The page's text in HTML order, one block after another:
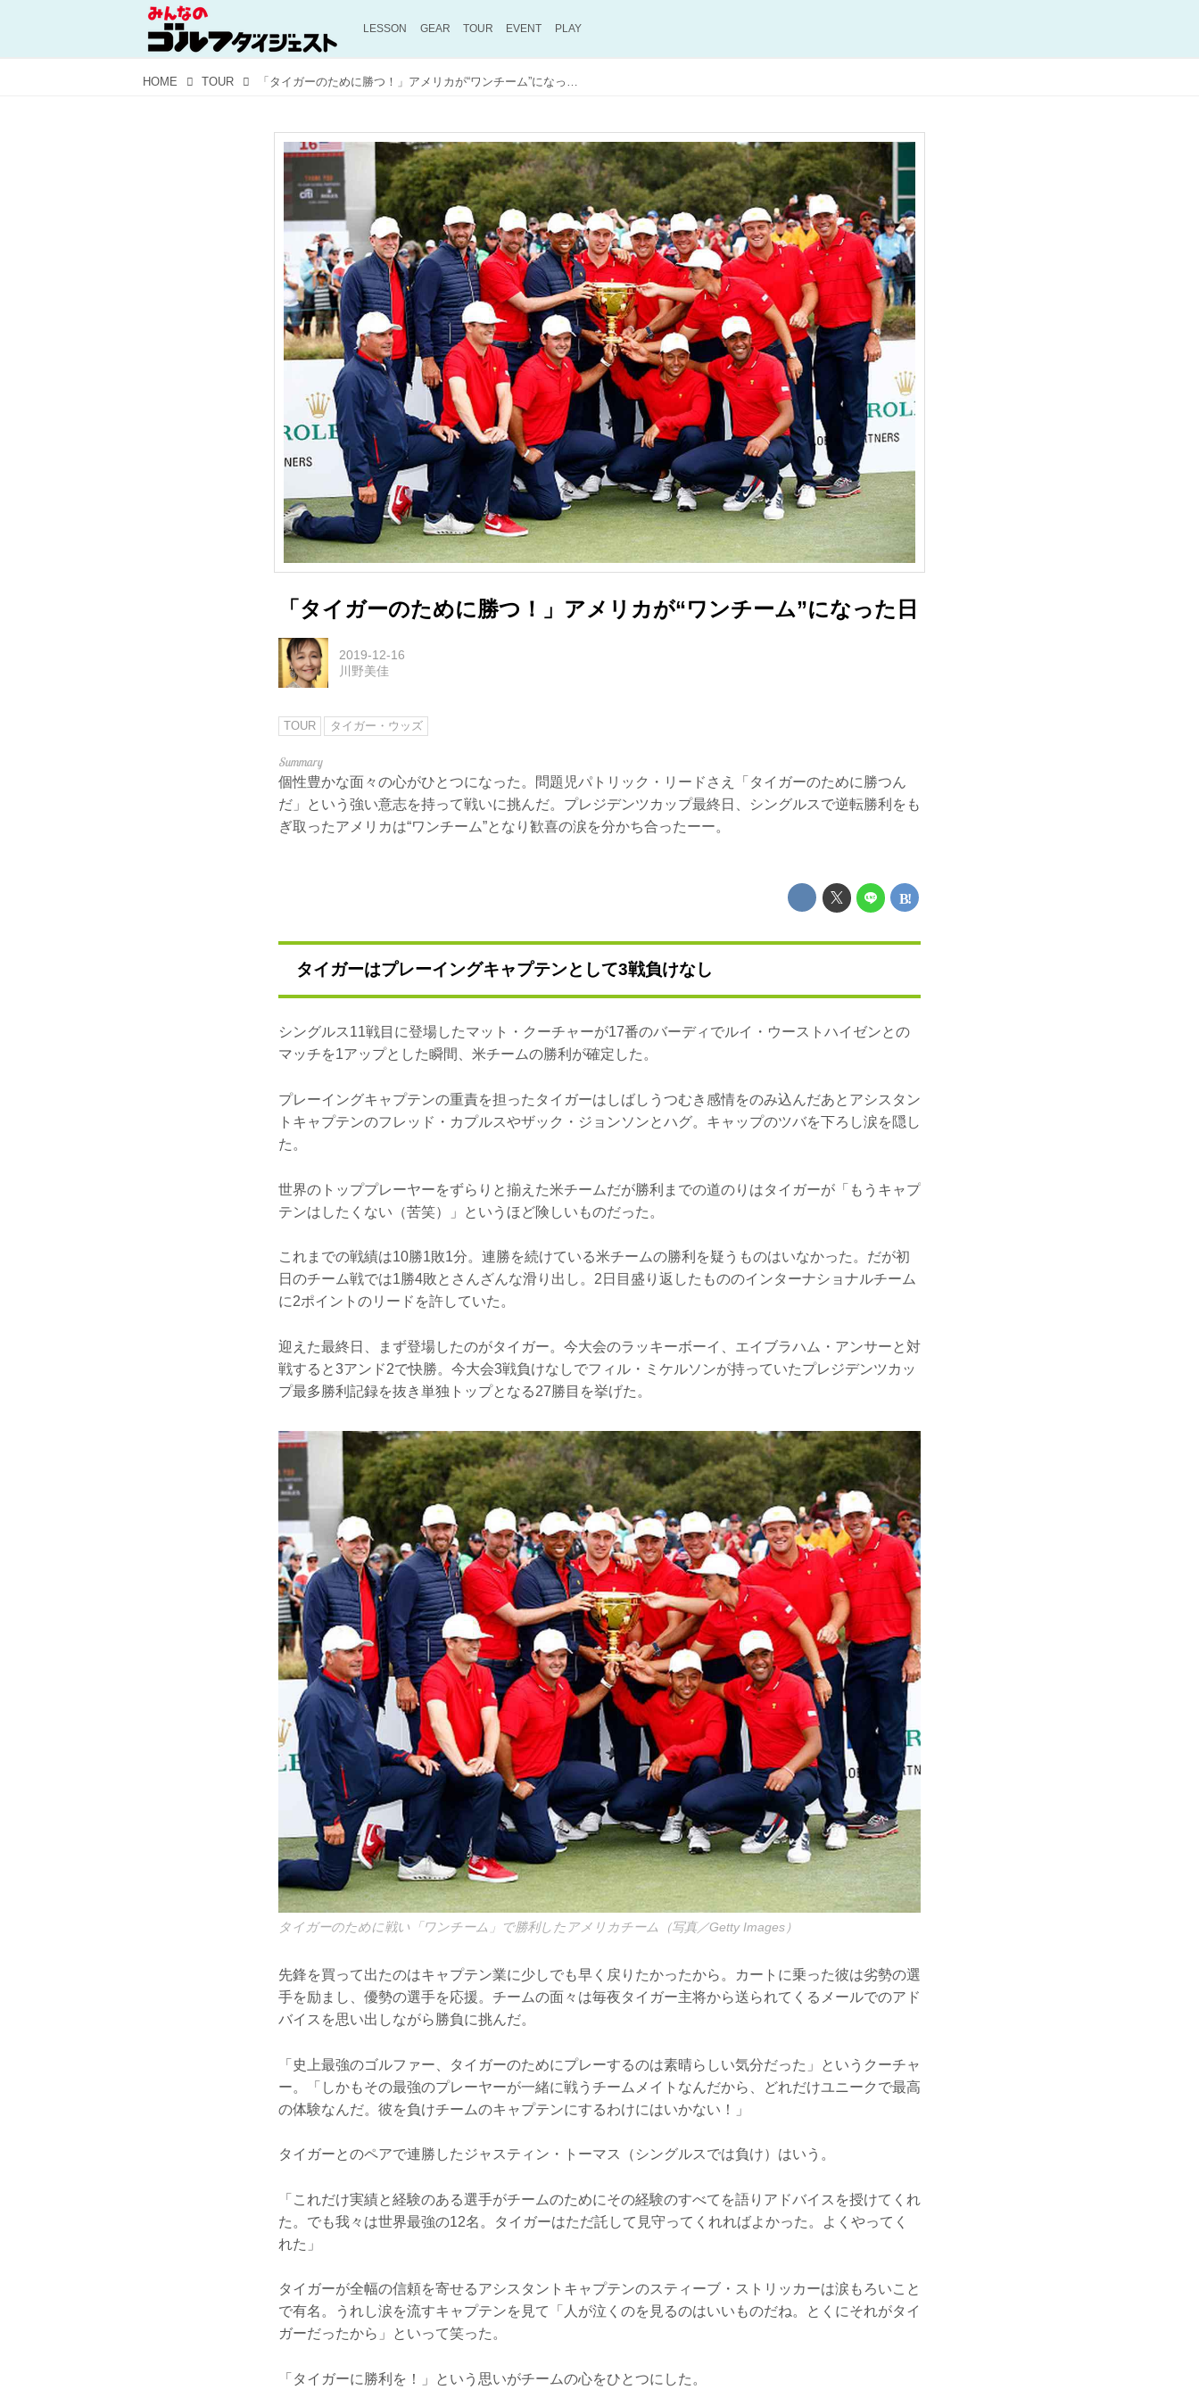
LESSON GEAR TOUR EVENT PLAY
HOME TOUR 「タイガーのために勝つ！」アメリカが“ワンチーム”になった日
「タイガーのために勝つ！」アメリカが“ワンチーム”になった日
2019-12-16
川野美佳
TOUR タイガー・ウッズ
個性豊かな面々の心がひとつになった。問題児パトリック・リードさえ「タイガーのために勝つん
だ」という強い意志を持って戦いに挑んだ。プレジデンツカップ最終日、シングルスで逆転勝利をも
ぎ取ったアメリカは“ワンチーム”となり歓喜の涙を分かち合ったーー。
タイガーはプレーイングキャプテンとして3戦負けなし
シングルス11戦目に登場したマット・クーチャーが17番のバーディでルイ・ウーストハイゼンとの
マッチを1アップとした瞬間、米チームの勝利が確定した。
プレーイングキャプテンの重責を担ったタイガーはしばしうつむき感情をのみ込んだあとアシスタン
トキャプテンのフレッド・カプルスやザック・ジョンソンとハグ。キャップのツバを下ろし涙を隠し
た。
世界のトッププレーヤーをずらりと揃えた米チームだが勝利までの道のりはタイガーが「もうキャプ
テンはしたくない（苦笑）」というほど険しいものだった。
これまでの戦績は10勝1敗1分。連勝を続けている米チームの勝利を疑うものはいなかった。だが初
日のチーム戦では1勝4敗とさんざんな滑り出し。2日目盛り返したもののインターナショナルチーム
に2ポイントのリードを許していた。
迎えた最終日、まず登場したのがタイガー。今大会のラッキーボーイ、エイブラハム・アンサーと対
戦すると3アンド2で快勝。今大会3戦負けなしでフィル・ミケルソンが持っていたプレジデンツカッ
プ最多勝利記録を抜き単独トップとなる27勝目を挙げた。
タイガーのために戦い「ワンチーム」で勝利したアメリカチーム（写真／Getty Images）
先鋒を買って出たのはキャプテン業に少しでも早く戻りたかったから。カートに乗った彼は劣勢の選
手を励まし、優勢の選手を応援。チームの面々は毎夜タイガー主将から送られてくるメールでのアド
バイスを思い出しながら勝負に挑んだ。
「史上最強のゴルファー、タイガーのためにプレーするのは素晴らしい気分だった」というクーチャ
ー。「しかもその最強のプレーヤーが一緒に戦うチームメイトなんだから、どれだけユニークで最高
の体験なんだ。彼を負けチームのキャプテンにするわけにはいかない！」
タイガーとのペアで連勝したジャスティン・トーマス（シングルスでは負け）はいう。
「これだけ実績と経験のある選手がチームのためにその経験のすべてを語りアドバイスを授けてくれ
た。でも我々は世界最強の12名。タイガーはただ託して見守ってくれればよかった。よくやってく
れた」
タイガーが全幅の信頼を寄せるアシスタントキャプテンのスティーブ・ストリッカーは涙もろいこと
で有名。うれし涙を流すキャプテンを見て「人が泣くのを見るのはいいものだね。とくにそれがタイ
ガーだったから」といって笑った。
「タイガーに勝利を！」という思いがチームの心をひとつにした。